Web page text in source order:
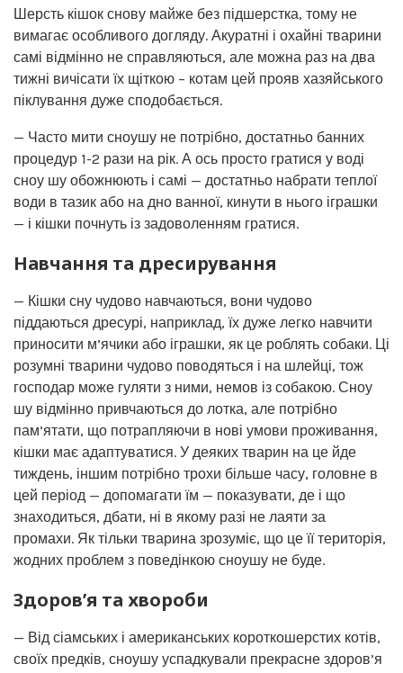
Шерсть кішок снову майже без підшерстка, тому не
вимагає особливого догляду. Акуратні і охайні тварини
самі відмінно не справляються, але можна раз на два
тижні вичісати їх щіткою – котам цей прояв хазяйського
піклування дуже сподобається.
— Часто мити сноушу не потрібно, достатньо банних
процедур 1-2 рази на рік. А ось просто гратися у воді
сноу шу обожнюють і самі — достатньо набрати теплої
води в тазик або на дно ванної, кинути в нього іграшки
— і кішки почнуть із задоволенням гратися.
Навчання та дресирування
— Кішки сну чудово навчаються, вони чудово
піддаються дресурі, наприклад, їх дуже легко навчити
приносити м’ячики або іграшки, як це роблять собаки. Ці
розумні тварини чудово поводяться і на шлейці, тож
господар може гуляти з ними, немов із собакою. Сноу
шу відмінно привчаються до лотка, але потрібно
пам’ятати, що потрапляючи в нові умови проживання,
кішки має адаптуватися. У деяких тварин на це йде
тиждень, іншим потрібно трохи більше часу, головне в
цей період — допомагати їм — показувати, де і що
знаходиться, дбати, ні в якому разі не лаяти за
промахи. Як тільки тварина зрозуміє, що це її територія,
жодних проблем з поведінкою сноушу не буде.
Здоров’я та хвороби
— Від сіамських і американських короткошерстих котів,
своїх предків, сноушу успадкували прекрасне здоров’я